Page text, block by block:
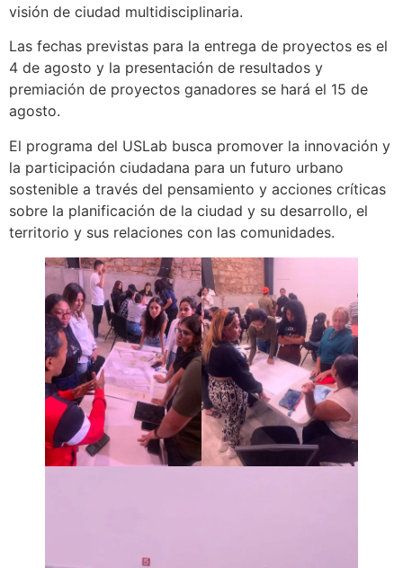
visión de ciudad multidisciplinaria.
Las fechas previstas para la entrega de proyectos es el
4 de agosto y la presentación de resultados y
premiación de proyectos ganadores se hará el 15 de
agosto.
El programa del USLab busca promover la innovación y
la participación ciudadana para un futuro urbano
sostenible a través del pensamiento y acciones críticas
sobre la planificación de la ciudad y su desarrollo, el
territorio y sus relaciones con las comunidades.